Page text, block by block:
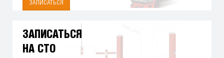
ЗАПИСАТЬСЯ
ЗАПИСАТЬСЯ
НА СТО